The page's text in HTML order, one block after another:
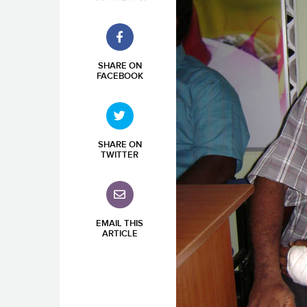
SHARE ON
FACEBOOK
SHARE ON
TWITTER
EMAIL THIS
ARTICLE